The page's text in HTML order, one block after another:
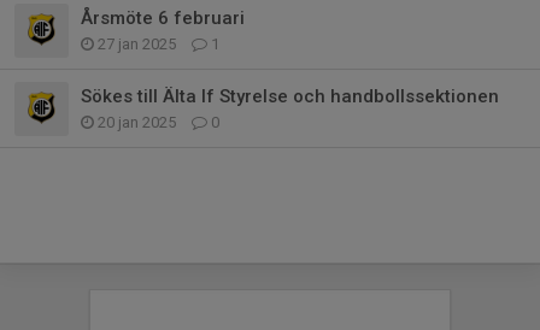
Årsmöte 6 februari
27 jan 2025 1
Sökes till Älta If Styrelse och handbollssektionen
20 jan 2025 0